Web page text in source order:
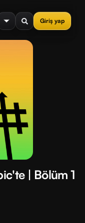
Giriş yap
| Bölüm 1